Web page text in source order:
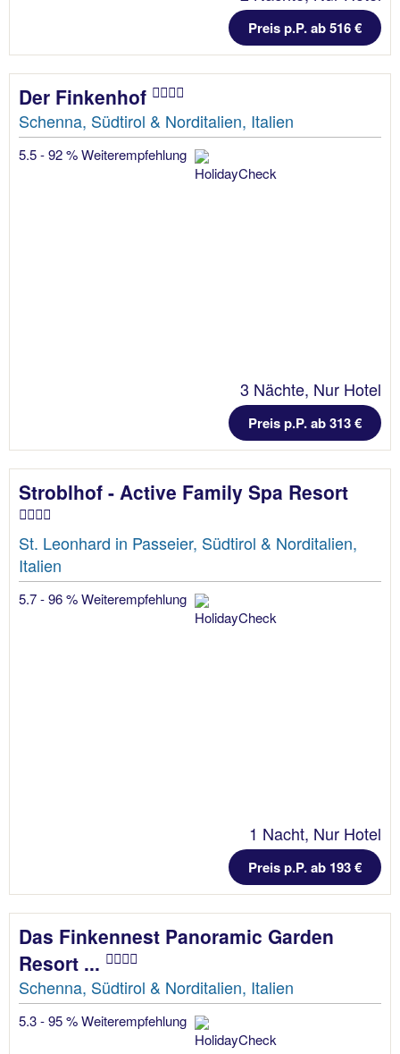
Preis p.P. ab 516 €
Der Finkenhof
Schenna, Südtirol & Norditalien, Italien
5.5 - 92 % Weiterempfehlung
3 Nächte, Nur Hotel
Preis p.P. ab 313 €
Stroblhof - Active Family Spa Resort
St. Leonhard in Passeier, Südtirol & Norditalien,
Italien
5.7 - 96 % Weiterempfehlung
1 Nacht, Nur Hotel
Preis p.P. ab 193 €
Das Finkennest Panoramic Garden
Resort ...
Schenna, Südtirol & Norditalien, Italien
5.3 - 95 % Weiterempfehlung